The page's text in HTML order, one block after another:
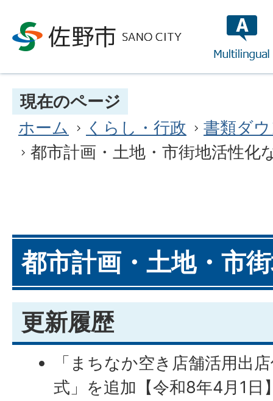
現在のページ
ホーム
くらし・行政
書類ダ
都市計画・土地・市街地活性化
都市計画・土地・市
更新履歴
「まちなか空き店舗活用出
式」を追加【令和8年4月1日